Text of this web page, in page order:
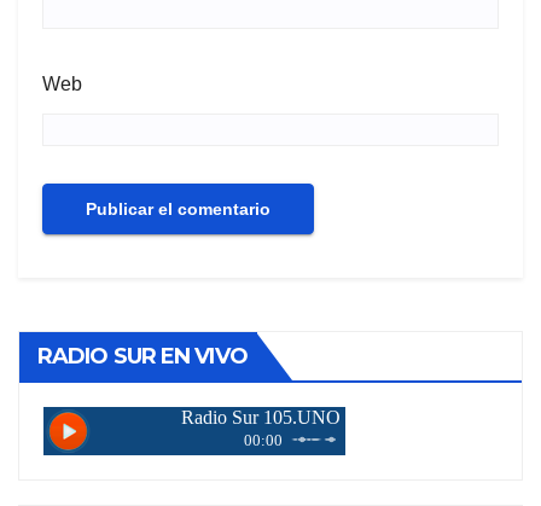
Web
RADIO SUR EN VIVO